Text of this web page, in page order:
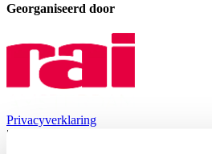
Georganiseerd door
Privacyverklaring
|